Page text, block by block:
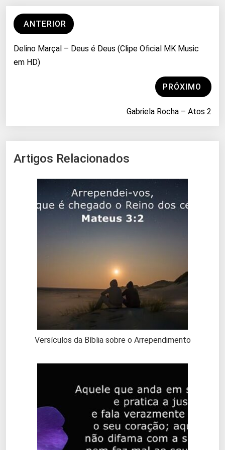
ANTERIOR
Delino Marçal – Deus é Deus (Clipe Oficial MK Music
em HD)
PRÓXIMO
Gabriela Rocha – Atos 2
Artigos Relacionados
Versículos da Bíblia sobre o Arrependimento